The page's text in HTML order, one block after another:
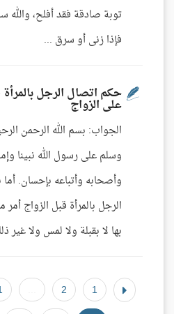
توبة صادقة فقد أفلح، والله
فإذا زنى أو سرق ...
حكم اتصال الرجل بالمرأة
على الزواج
الجواب: بسم الله الرحمن
وسلم على رسول الله نبينا
وأصحابه وأتباعه بإحسان.
الرجل بالمرأة قبل الزواج
بها لا بقبلة ولا لمس ولا
1
2